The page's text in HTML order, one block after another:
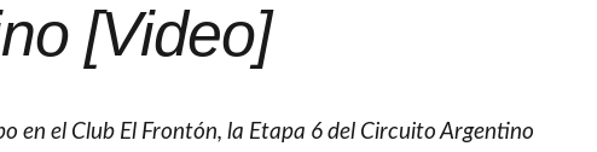
[Video]
en el Club El Frontón, la Etapa 6 del Circuito Argentino